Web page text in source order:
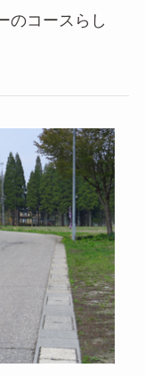
のコースらし